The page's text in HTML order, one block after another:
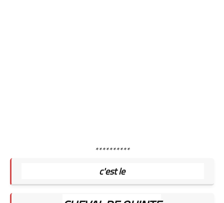
**********
c'est le